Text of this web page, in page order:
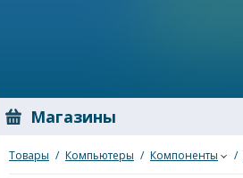
Магазины
Товары / Компьютеры / Компоненты /